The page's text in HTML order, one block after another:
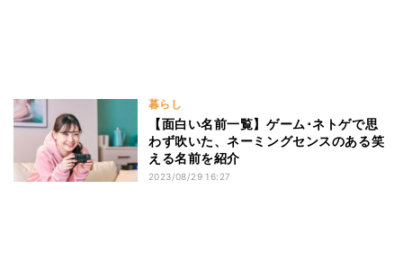
暮らし
【面白い名前一覧】ゲーム･ネトゲで思
わず吹いた、ネーミングセンスのある笑
える名前を紹介
2023/08/29 16:27